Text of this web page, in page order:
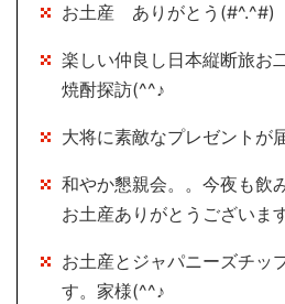
お土産 ありがとう(#^.^#)
楽しい仲良し日本縦断旅
焼酎探訪(^^♪
大将に素敵なプレゼントが
和やか懇親会。。今夜も飲
お土産ありがとうございま
お土産とジャパニーズチッ
す。家様(^^♪